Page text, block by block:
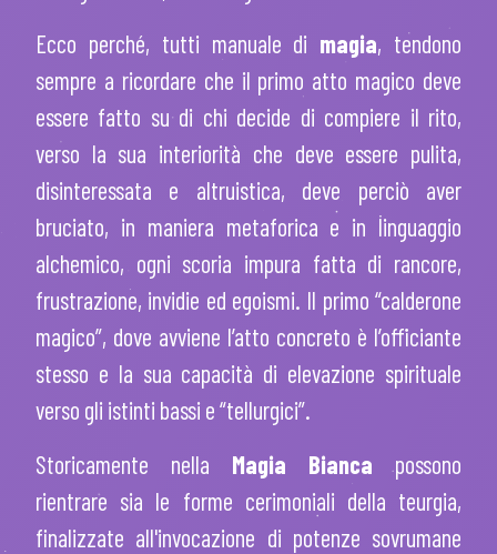
Ecco perché, tutti manuale di magia, tendono
sempre a ricordare che il primo atto magico deve
essere fatto su di chi decide di compiere il rito,
verso la sua interiorità che deve essere pulita,
disinteressata e altruistica, deve perciò aver
bruciato, in maniera metaforica e in linguaggio
alchemico, ogni scoria impura fatta di rancore,
frustrazione, invidie ed egoismi. Il primo “calderone
magico”, dove avviene l’atto concreto è l’officiante
stesso e la sua capacità di elevazione spirituale
verso gli istinti bassi e “tellurgici”.
Storicamente nella Magia Bianca possono
rientrare sia le forme cerimoniali della teurgia,
finalizzate all'invocazione di potenze sovrumane